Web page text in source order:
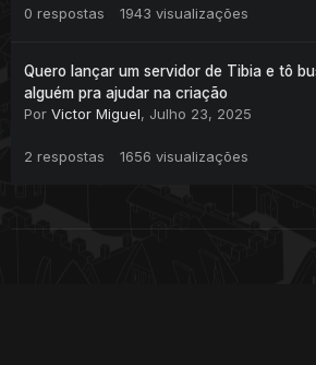
0 respostas 1943 visualizações
Quero lançar um servidor de Tibia e tô
alguém pra ajudar na criação
Por Victor Miguel, Julho 23, 2025
2 respostas 1656 visualizações